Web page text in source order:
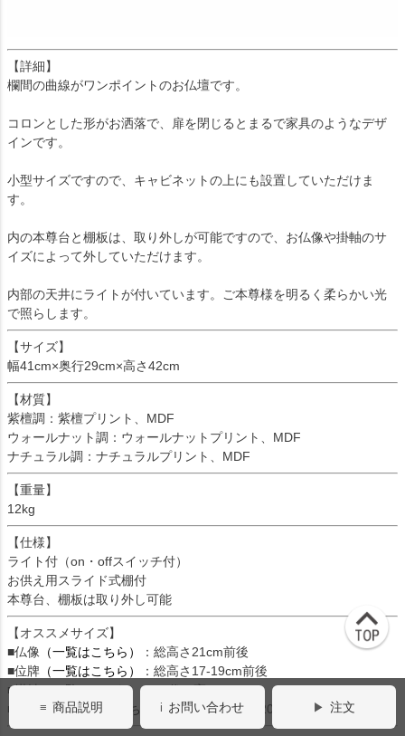
【詳細】
欄間の曲線がワンポイントのお仏壇です。
コロンとした形がお洒落で、扉を閉じるとまるで家具のようなデザ
インです。
小型サイズですので、キャビネットの上にも設置していただけま
す。
内の本尊台と棚板は、取り外しが可能ですので、お仏像や掛軸のサ
イズによって外していただけます。
内部の天井にライトが付いています。ご本尊様を明るく柔らかい光
で照らします。
【サイズ】
幅41cm×奥行29cm×高さ42cm
【材質】
紫檀調：紫檀プリント、MDF
ウォールナット調：ウォールナットプリント、MDF
ナチュラル調：ナチュラルプリント、MDF
【重量】
12kg
【仕様】
ライト付（on・offスイッチ付）
お供え用スライド式棚付
本尊台、棚板は取り外し可能
【オススメサイズ】
■仏像 （一覧はこちら）
：総高さ21cm前後
■位牌 （一覧はこちら）
：総高さ17-19cm前後
■掛軸（一覧はこちら）：20代（高さ20cm）
■ティアラ（一覧はこちら） ：小サイズ(高さ20cm)
商品説明 お問い合わせ 注文